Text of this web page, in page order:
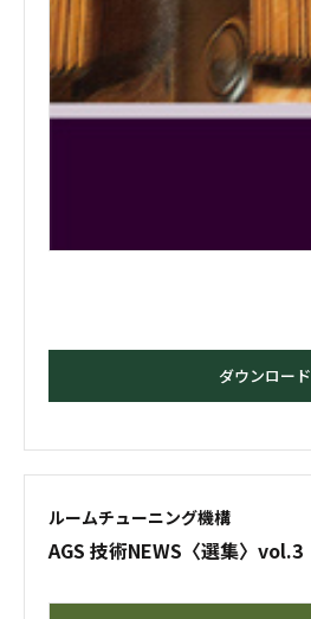
ダウンロード
ルームチューニング機構
AGS 技術NEWS 〈選集〉vol.3